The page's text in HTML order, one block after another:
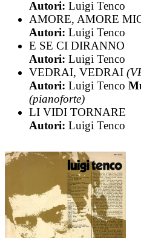
Autori: Luigi Tenco
AMORE, AMORE
Autori: Luigi Tenco
E SE CI DIRANNO
Autori: Luigi Tenco
VEDRAI, VEDRAI
Autori: Luigi Tenco
(pianoforte)
LI VIDI TORNARE
Autori: Luigi Tenco